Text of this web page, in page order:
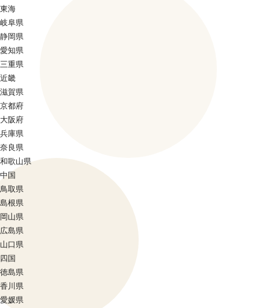
東海
岐阜県
静岡県
愛知県
三重県
近畿
滋賀県
京都府
大阪府
兵庫県
奈良県
和歌山県
中国
鳥取県
島根県
岡山県
広島県
山口県
四国
徳島県
香川県
愛媛県